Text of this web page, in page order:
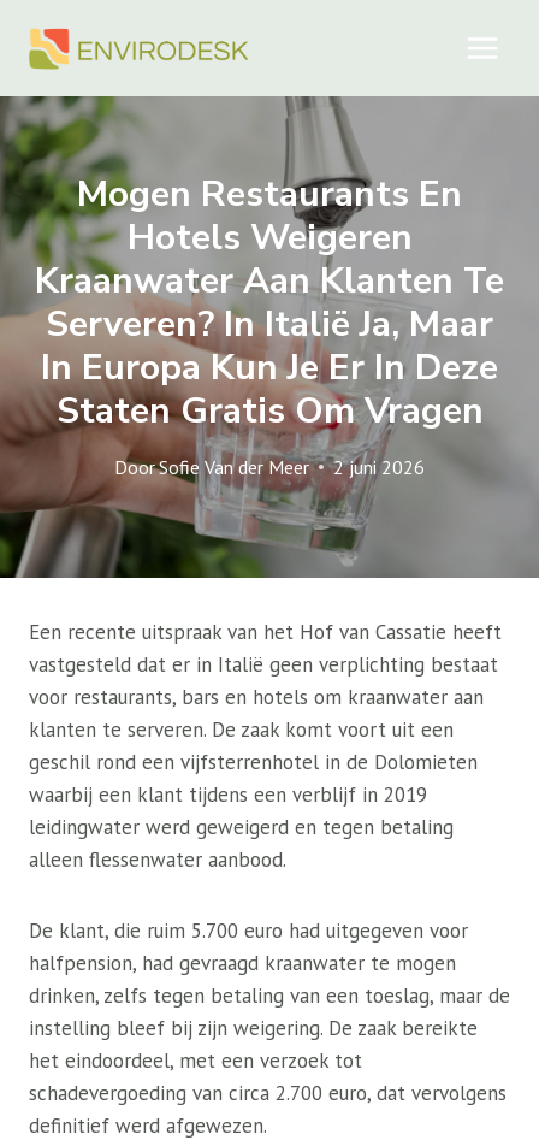
naar
Mogen Restaurants En
Hotels Weigeren
Kraanwater Aan Klanten Te
Serveren? In Italië Ja, Maar
In Europa Kun Je Er In Deze
Staten Gratis Om Vragen
DoorSofie Van der Meer 2 juni 2026
Een recente uitspraak van het Hof van Cassatie heeft
vastgesteld dat er in Italië geen verplichting bestaat
voor restaurants, bars en hotels om kraanwater aan
klanten te serveren. De zaak komt voort uit een
geschil rond een vijfsterrenhotel in de Dolomieten
waarbij een klant tijdens een verblijf in 2019
leidingwater werd geweigerd en tegen betaling
alleen flessenwater aanbood.
De klant, die ruim 5.700 euro had uitgegeven voor
halfpension, had gevraagd kraanwater te mogen
drinken, zelfs tegen betaling van een toeslag, maar de
instelling bleef bij zijn weigering. De zaak bereikte
het eindoordeel, met een verzoek tot
schadevergoeding van circa 2.700 euro, dat vervolgens
definitief werd afgewezen.